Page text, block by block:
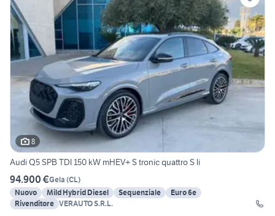
8
Audi Q5 SPB TDI 150 kW mHEV+ S tronic quattro S li
94.900 €Gela (CL)
Nuovo
Mild Hybrid Diesel Sequenziale
Euro 6e
Rivenditore VERAUTO S.R.L.